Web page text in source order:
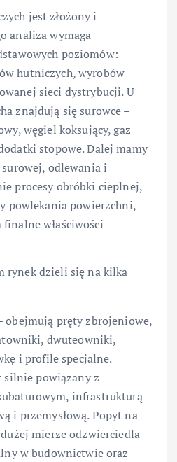
jest złożony i
analiza wymaga
poziomów:
hutniczych, wyrobów
sieci dystrybucji. U
znajdują się surowce –
węgiel koksujący, gaz
stopowe. Dalej mamy
odlewania i
procesy obróbki cieplnej,
powlekania powierzchni,
właściwości
rynek dzieli się na kilka
obejmują pręty zbrojeniowe,
dwuteowniki,
i profile specjalne.
silnie powiązany z
infrastrukturą
i przemysłową. Popyt na
mierze odzwierciedla
w budownictwie oraz